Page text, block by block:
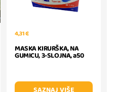
4,31 €
MASKA KIRURŠKA, NA
GUMICU, 3-SLOJNA, a50